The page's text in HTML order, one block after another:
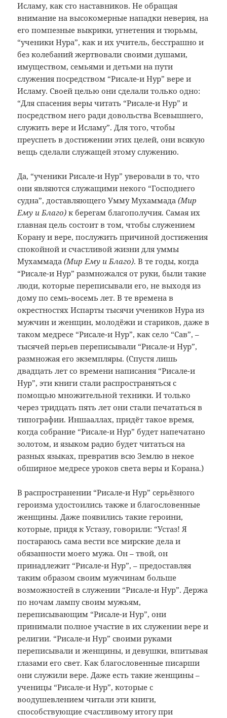
Исламу, как сто наставников. Не обращая
внимание на высокомерные нападки неверия, на
его помпезные выкрики, угнетения и тюрьмы,
“ученики Нура”, как и их учитель, бесстрашно и
без колебаний жертвовали своими душами,
имуществом, семьями и детьми на пути
служения посредством “Рисале-и Нур” вере и
Исламу. Своей целью они сделали только одно:
“Для спасения веры читать “Рисале-и Нур” и
посредством него ради довольства Всевышнего,
служить вере и Исламу”. Для того, чтобы
преуспеть в достижении этих целей, они всякую
вещь сделали служащей этому служению.
Да, “ученики Рисале-и Нур” уверовали в то, что
они являются служащими некого “Господнего
судна”, доставляющего Умму Мухаммада(Мир
Ему и Благо) к берегам благополучия. Самая их
главная цель состоит в том, чтобы служением
Корану и вере, послужить причиной достижения
спокойной и счастливой жизни для уммы
Мухаммада(Мир Ему и Благо). В те годы, когда
“Рисале-и Нур” размножался от руки, были такие
люди, которые переписывали его, не выходя из
дому по семь-восемь лет. В те времена в
окрестностях Испарты тысячи учеников Нура из
мужчин и женщин, молодёжи и стариков, даже в
таком медресе “Рисале-и Нур”, как село “Сав”, –
тысячей перьев переписывали “Рисале-и Нур”,
размножая его экземпляры. (Спустя лишь
двадцать лет со времени написания “Рисале-и
Нур”, эти книги стали распространяться с
помощью множительной техники. И только
через тридцать пять лет они стали печататься в
типографии. Иншааллах, придёт такое время,
когда собрание “Рисале-и Нур” будет напечатано
золотом, и языком радио будет читаться на
разных языках, превратив всю Землю в некое
обширное медресе уроков света веры и Корана.)
В распространении “Рисале-и Нур” серьёзного
героизма удостоились также и благословенные
женщины. Даже появились такие героини,
которые, придя к Устазу, говорили: “Устаз! Я
постараюсь сама вести все мирские дела и
обязанности моего мужа. Он – твой, он
принадлежит “Рисале-и Нур”, – предоставляя
таким образом своим мужчинам больше
возможностей в служении “Рисале-и Нур”. Держа
по ночам лампу своим мужьям,
переписывающим “Рисале-и Нур”, они
принимали полное участие в их служении вере и
религии. “Рисале-и Нур” своими руками
переписывали и женщины, и девушки, впитывая
глазами его свет. Как благословенные писарши
они служили вере. Даже есть такие женщины –
ученицы “Рисале-и Нур”, которые с
воодушевлением читали эти книги,
способствующие счастливому итогу при